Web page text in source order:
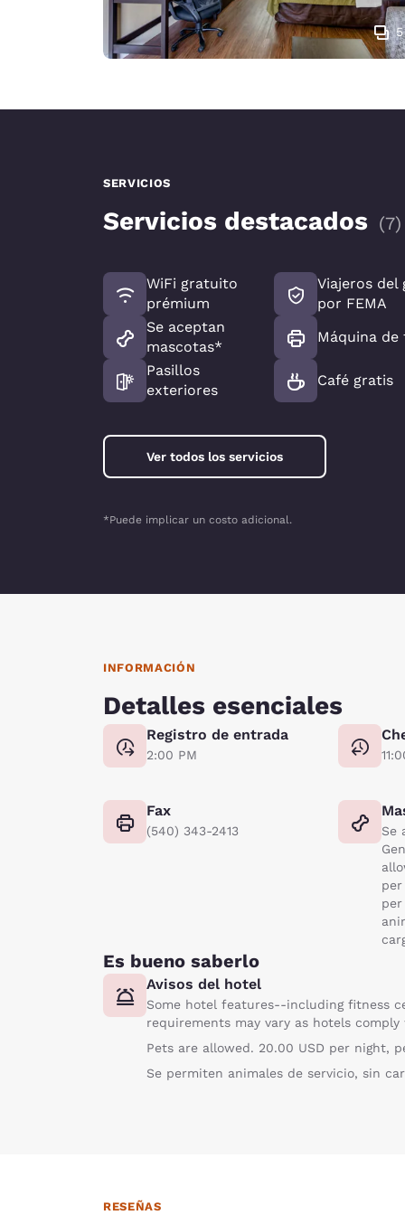
5
SERVICIOS
Servicios destacados (7)
WiFi gratuito
prémium
Se aceptan
mascotas*
Pasillos
exteriores
Viajeros del
por FEMA
Máquina de
Café gratis
Ver todos los servicios
*Puede implicar un costo adicional.
INFORMACIÓN
Detalles esenciales
Registro de entrada
2:00 PM
Fax
(540) 343-2413
Se
Es bueno saberlo
Avisos del hotel
Some hotel features--including fitness
requirements may vary as hotels
Pets are allowed. 20.00 USD per night,
Se permiten animales de servicio, sin
RESEÑAS